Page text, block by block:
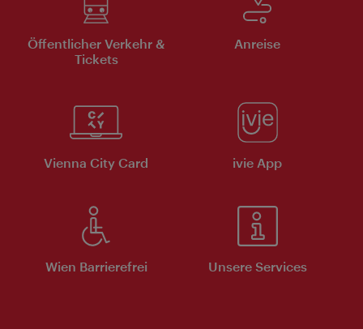
Öffentlicher Verkehr &
Tickets
Anreise
Vienna City Card ivie App
Wien Barrierefrei Unsere Services